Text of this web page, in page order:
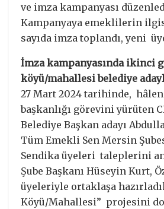
ve imza kampanyası
Kampanyaya emeklilerin
sayıda imza toplandı, yeni
İmza kampanyasında ikinci
köyü/mahallesi belediye
27 Mart 2024 tarihinde,
başkanlığı görevini yürüten
Belediye Başkan adayı
Tüm Emekli Sen Mersin
Sendika üyeleri taleplerini
Şube Başkanı Hüseyin Kurt,
üyeleriyle ortaklaşa
Köyü/Mahallesi” projesini